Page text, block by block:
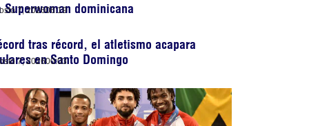
Superwoman dominicana
7, 202606:19
tras récord, el atletismo acapara
en Santo Domingo
7, 202600:03